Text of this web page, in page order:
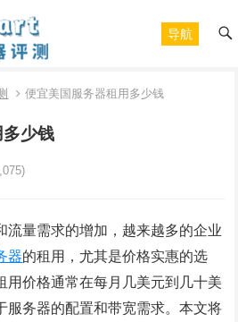
导航
便宜美国服务器租用多少钱
少钱
流量需求的增加，越来越多的企业
器的租用，尤其是价格实惠的选
用价格通常在每月几美元到几十美
服务器的配置和带宽需求。本文将